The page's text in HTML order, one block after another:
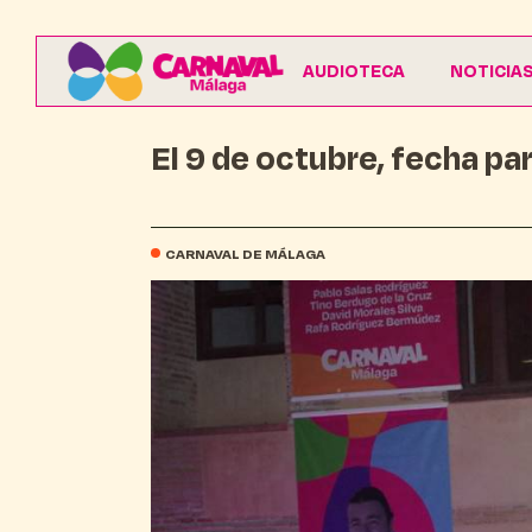
AUDIOTECA NOTICIAS
El 9 de octubre, fecha
CARNAVAL DE MÁLAGA